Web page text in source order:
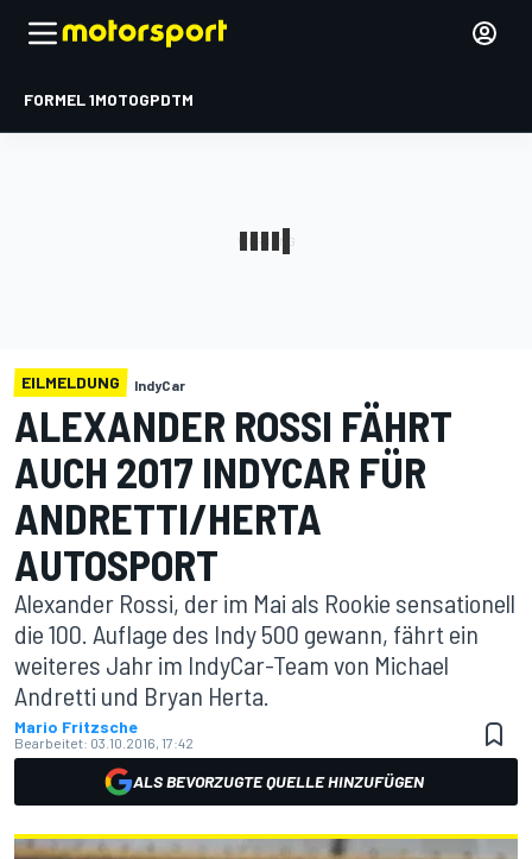
FORMEL 1MOTOGPDTM
EILMELDUNG IndyCar
ALEXANDER ROSSI FÄHRT
AUCH 2017 INDYCAR FÜR
ANDRETTI/HERTA
AUTOSPORT
Alexander Rossi, der im Mai als Rookie sensationell
die 100. Auflage des Indy 500 gewann, fährt ein
weiteres Jahr im IndyCar-Team von Michael
Andretti und Bryan Herta.
Mario Fritzsche
Bearbeitet: 03.10.2016, 17:42
ALS BEVORZUGTE QUELLE HINZUFÜGEN